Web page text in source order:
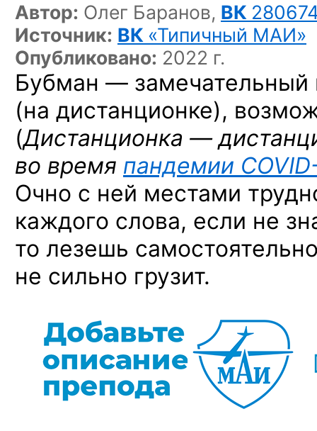
Автор: Олег Баранов, ВК
Источник: ВК «Типичный МАИ»
Опубликовано: 2022 г.
Бубман — замечательный
(на дистанционке),
(Дистанционка —
во время пандемии
Очно с ней местами
каждого слова, если не
то лезешь
не сильно грузит.